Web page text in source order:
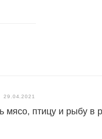
29.04.2021
мясо, птицу и рыбу в